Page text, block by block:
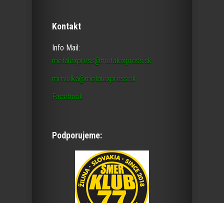
Kontakt
Info Mail:
metalexpress@metalexpress.sk
mrtvolka@metalexpress.sk
Facebook
Podporujeme: